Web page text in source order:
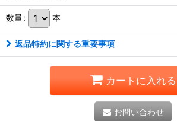
数量: 本
返品特約に関する重要事項
カートに入れる
お問い合わせ